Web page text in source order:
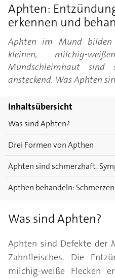
Aphten:
erkennen und
Aphten im Mund
kleinen, milchig-
Mundschleimhaut sind
ansteckend. Was Aphten
Inhaltsübersicht
Was sind Aphten?
Drei Formen von Apthen
Aphten sind schmerzhaft:
Apthen behandeln:
Was sind Aphten?
Aphten sind Defekte der
Zahnfleisches. Die
milchig-weiße Flecken